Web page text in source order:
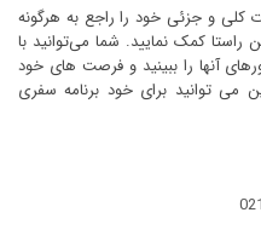
کلی و جزئی خود را راجع به هرگونه
راستا کمک نمایید. شما می‌توانید با
آنها را ببینید و فرصت های خود
می توانید برای خود برنامه سفری